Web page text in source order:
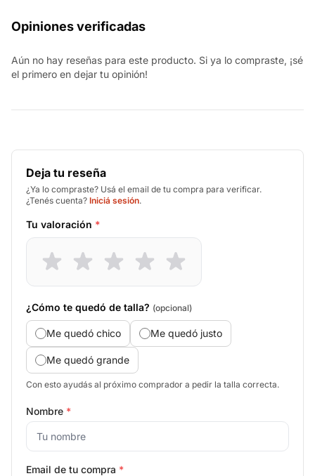
Opiniones verificadas
Aún no hay reseñas para este producto. Si ya lo compraste, ¡sé
el primero en dejar tu opinión!
Deja tu reseña
¿Ya lo compraste? Usá el email de tu compra para verificar.
¿Tenés cuenta? Iniciá sesión.
Tu valoración *
¿Cómo te quedó de talla? (opcional)
Me quedó chico Me quedó justo
Me quedó grande
Con esto ayudás al próximo comprador a pedir la talla correcta.
Nombre *
Email de tu compra *